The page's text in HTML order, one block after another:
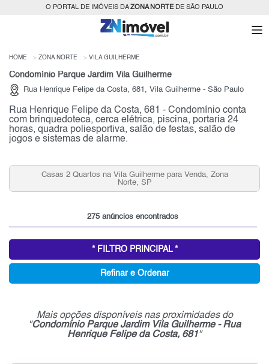
O PORTAL DE IMÓVEIS DAZONA NORTEDE SÃO PAULO
HOME ZONA NORTE VILA GUILHERME
Condomínio Parque Jardim Vila Guilherme
Rua Henrique Felipe da Costa, 681, Vila Guilherme - São Paulo
Rua Henrique Felipe da Costa, 681 - Condomínio conta
com brinquedoteca, cerca elétrica, piscina, portaria 24
horas, quadra poliesportiva, salão de festas, salão de
jogos e sistemas de alarme.
Condomínios Fechados 2 Quartos Vila Guilherme
Venda, Zona Norte, SP
275 anúncios encontrados
* FILTRO PRINCIPAL *
Refinar e Ordenar
Mais opções disponíveis nas proximidades do
"Condomínio Parque Jardim Vila Guilherme - Rua
Henrique Felipe da Costa, 681"